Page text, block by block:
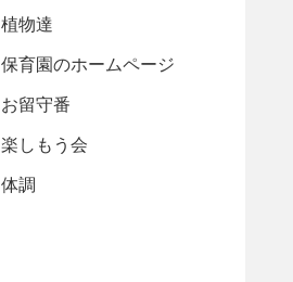
植物達
保育園のホームページ
お留守番
楽しもう会
体調